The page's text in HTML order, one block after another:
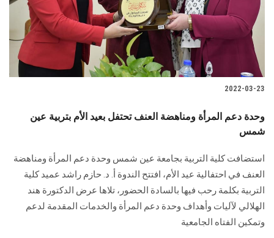
2022-03-23
وحدة دعم المرأة ومناهضة العنف تحتفل بعيد الأم بتربية عين
شمس
استضافت كلية التربية بجامعة عين شمس وحدة دعم المرأة ومناهضة
العنف في احتفالية عيد الأم، افتتح الندوة أ. د. حازم راشد عميد كلية
التربية بكلمة رحب فيها بالسادة الحضور، تلاها عرض الدكتورة هند
الهلالي لآليات وأهداف وحدة دعم المرأة والخدمات المقدمة لدعم
وتمكين الفتاه الجامعية